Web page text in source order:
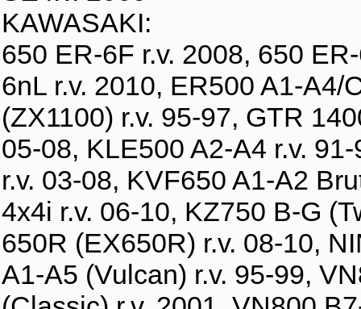
KAWASAKI:
650 ER-6F r.v. 2008, 650
6nL r.v. 2010, ER500 A1-A4/
(ZX1100) r.v. 95-97, GTR
05-08, KLE500 A2-A4 r.v.
r.v. 03-08, KVF650 A1-A2
4x4i r.v. 06-10, KZ750 B-G
650R (EX650R) r.v. 08-10,
A1-A5 (Vulcan) r.v. 95-99,